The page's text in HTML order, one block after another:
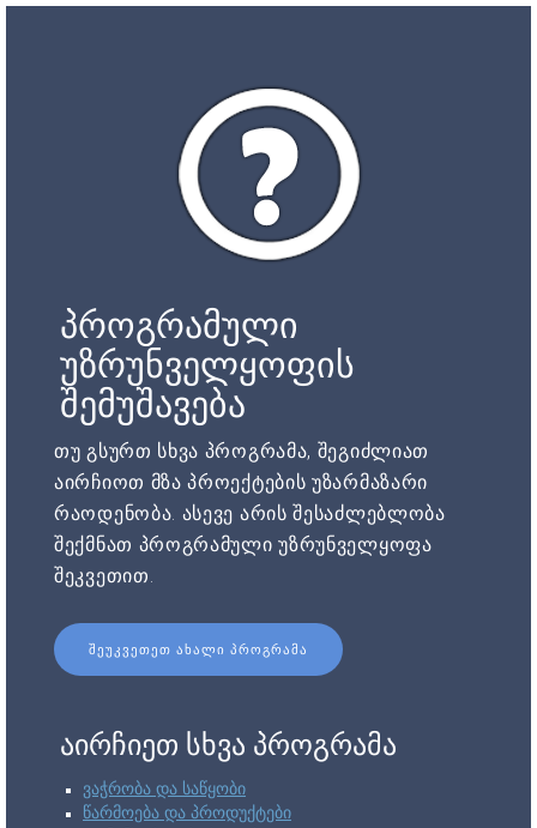
პროგრამული
უზრუნველყოფის
შემუშავება
თუ გსურთ სხვა პროგრამა, შეგიძლიათ
აირჩიოთ მზა პროექტების უზარმაზარი
რაოდენობა. ასევე არის შესაძლებლობა
შექმნათ პროგრამული უზრუნველყოფა
შეკვეთით.
ᲨᲔᲣᲙᲕᲔᲗᲔᲗ ᲐᲮᲐᲚᲘ ᲞᲠᲝᲒᲠᲐᲛᲐ
აირჩიეთ სხვა პროგრამა
ვაჭრობა და საწყობი
წარმოება და პროდუქტები